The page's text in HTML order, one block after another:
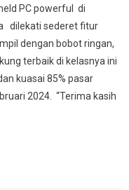
PC powerful di
dilekati sederet fitur
dengan bobot ringan,
terbaik di kelasnya ini
kuasai 85% pasar
2024. “Terima kasih